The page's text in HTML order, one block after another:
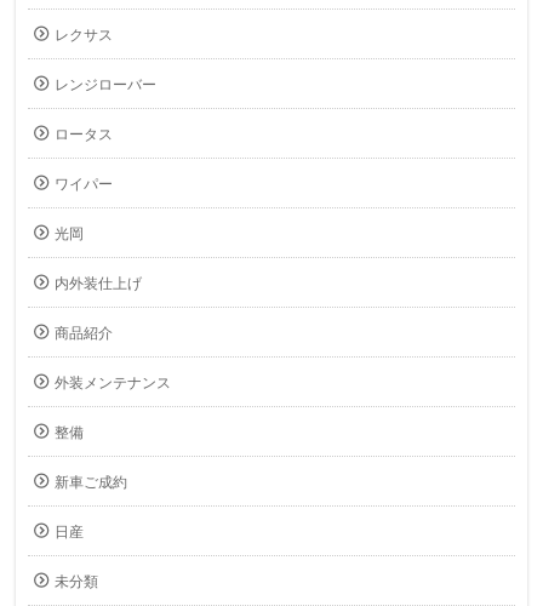
レクサス
レンジローバー
ロータス
ワイパー
光岡
内外装仕上げ
商品紹介
外装メンテナンス
整備
新車ご成約
日産
未分類